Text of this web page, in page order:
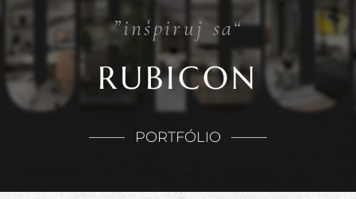
”inšpiruj sa“
RUBICON
PORTFÓLIO